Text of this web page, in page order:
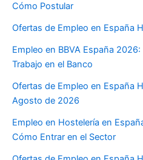
Cómo Postular
Ofertas de Empleo en España
Empleo en BBVA España
Trabajo en el Banco
Ofertas de Empleo en España
Agosto de 2026
Empleo en Hostelería en
Cómo Entrar en el Sector